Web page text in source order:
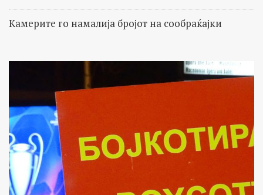
Камерите го намалија бројот на сообраќајки